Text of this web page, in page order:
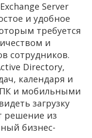
Server
и удобное
требуется
и
сотрудников.
Directory,
календаря и
ПК и мобильными
загрузку
решение из
бизнес-